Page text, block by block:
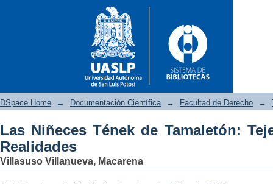
Las Niñeces Tének de
DSpace Home → Documentación Científica → Facultad de Derecho →
Las Niñeces Tének de Tamaletón:
Realidades
Villasuso Villanueva, Macarena